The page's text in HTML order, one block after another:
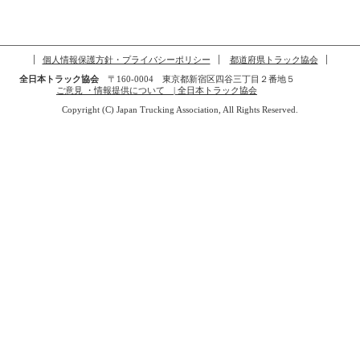
個人情報保護方針・プライバシーポリシー
都道府県トラック協会
全日本トラック協会〒160-0004 東京都新宿区四谷三丁目２番地５
ご意見 ・情報提供について | 全日本トラック協会
Copyright (C) Japan Trucking Association, All Rights Reserved.